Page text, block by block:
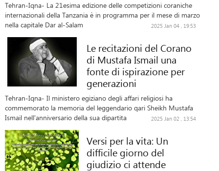
Tehran-Iqna- La 21esima edizione delle competizioni coraniche
internazionali della Tanzania è in programma per il mese di marzo
nella capitale Dar al-Salam
2025 Jan 04 , 19:53
Le recitazioni del Corano
di Mustafa Ismail una
fonte di ispirazione per
generazioni
Tehran-Iqna- Il ministero egiziano degli affari religiosi ha
commemorato la memoria del leggendario qari Sheikh Mustafa
Ismail nell'anniversario della sua dipartita
2025 Jan 02 , 13:54
Versi per la vita: Un
difficile giorno del
giudizio ci attende